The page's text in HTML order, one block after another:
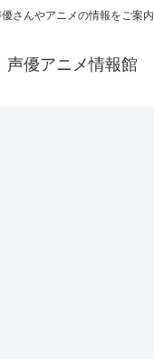
さんやアニメの情報をご案内
声優アニメ情報館